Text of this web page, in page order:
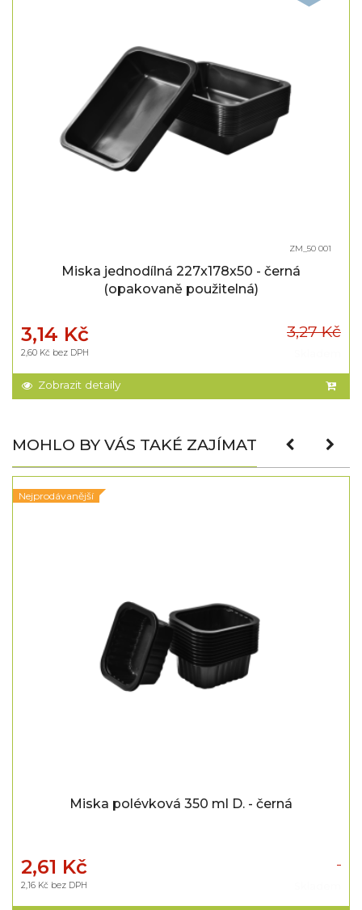
ZM_50 001
Miska jednodílná 227x178x50 - černá
(opakovaně použitelná)
3,27 Kč
3,14 Kč
2,60 Kč bez DPH
Zobrazit detaily
MOHLO BY VÁS TAKÉ ZAJÍMAT
Nejprodávanější
Miska polévková 350 ml D. - černá
2,61 Kč
2,16 Kč bez DPH